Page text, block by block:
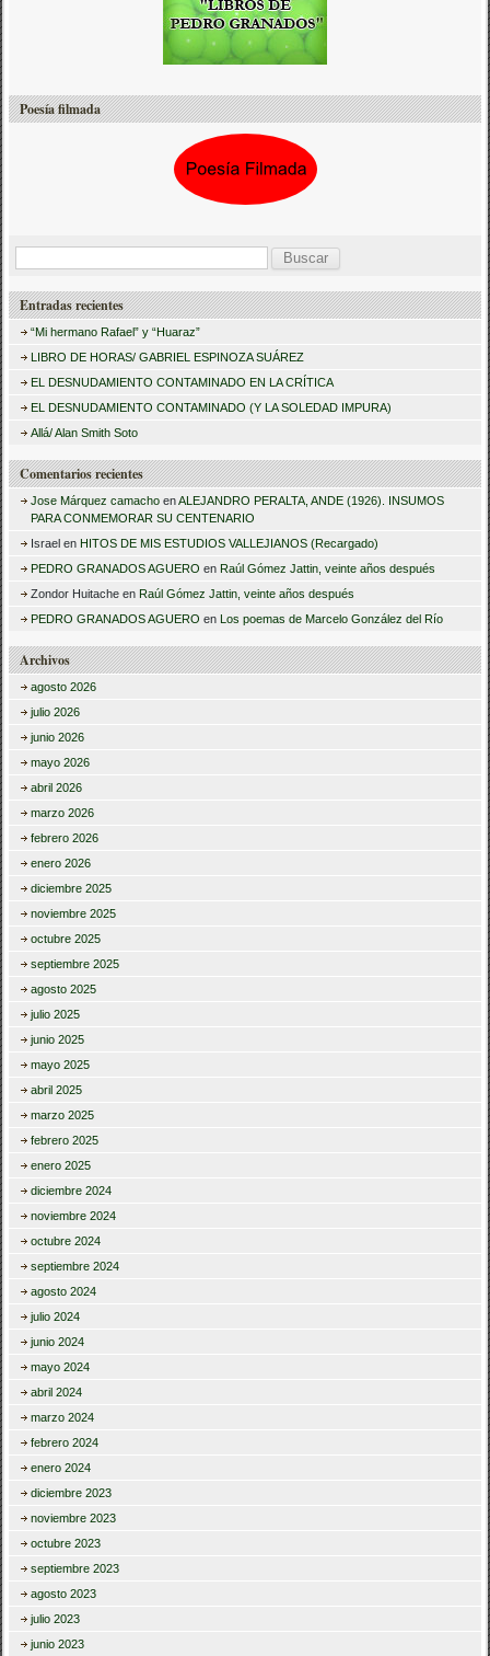
Poesía filmada
s
r
Entradas recientes
“Mi hermano Rafael” y “Huaraz”
LIBRO DE HORAS/ GABRIEL ESPINOZA SUÁREZ
EL DESNUDAMIENTO CONTAMINADO EN LA CRÍTICA
EL DESNUDAMIENTO CONTAMINADO (Y LA SOLEDAD IMPURA)
Allá/ Alan Smith Soto
Comentarios recientes
Jose Márquez camacho enALEJANDRO PERALTA, ANDE (1926). INSUMOS
PARA CONMEMORAR SU CENTENARIO
Israel en HITOS DE MIS ESTUDIOS VALLEJIANOS (Recargado)
PEDRO GRANADOS AGUERO en Raúl Gómez Jattin, veinte años después
Zondor Huitache en Raúl Gómez Jattin, veinte años después
PEDRO GRANADOS AGUERO en Los poemas de Marcelo González del Río
Archivos
agosto 2026
julio 2026
junio 2026
mayo 2026
abril 2026
marzo 2026
febrero 2026
enero 2026
diciembre 2025
noviembre 2025
octubre 2025
septiembre 2025
agosto 2025
julio 2025
junio 2025
mayo 2025
abril 2025
marzo 2025
febrero 2025
enero 2025
diciembre 2024
noviembre 2024
octubre 2024
septiembre 2024
agosto 2024
julio 2024
junio 2024
mayo 2024
abril 2024
marzo 2024
febrero 2024
enero 2024
diciembre 2023
noviembre 2023
octubre 2023
septiembre 2023
agosto 2023
julio 2023
junio 2023